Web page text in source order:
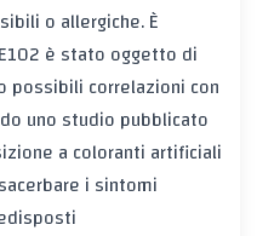
o allergiche. È
è stato oggetto di
possibili correlazioni con
uno studio pubblicato
a coloranti artificiali
i sintomi